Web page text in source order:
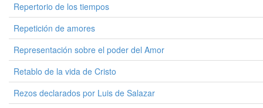
Repertorio de los tiempos
Repetición de amores
Representación sobre el poder del Amor
Retablo de la vida de Cristo
Rezos declarados por Luis de Salazar